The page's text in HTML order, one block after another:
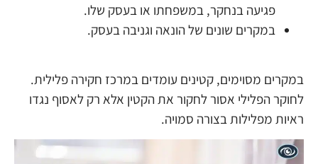
פגיעה בנחקר, במשפחתו או בעסק שלו.
במקרים שונים של הונאה וגניבה בעסק.
במקרים מסוימים, קטינים עומדים במרכז חקירה פלילית.
לחוקר הפלילי אסור לחקור את הקטין אלא רק לאסוף נגדו
ראיות מפלילות בצורה סמויה.